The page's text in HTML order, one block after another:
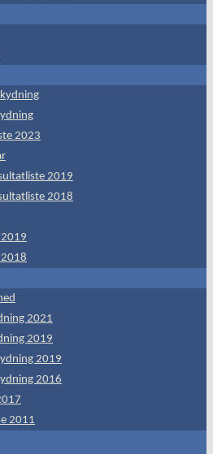
2023
2019
2018
2021
2019
2019
2016
2011